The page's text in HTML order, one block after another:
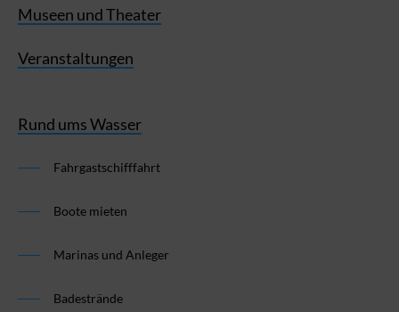
Museen und Theater
Veranstaltungen
Rund ums Wasser
Fahrgastschifffahrt
Boote mieten
Marinas und Anleger
Badestrände